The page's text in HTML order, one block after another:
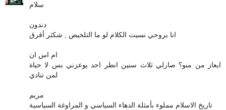
سلام
دندون
انا بروحي نسيت الكلام لو ما التلخيص , شكثر أقرق
ام اس ان
ايعاز من منو؟ صارلي ثلاث سنين انطر احد يوعزني بس لا حياة
لمن تنادي
مريم
تاريخ الاسلام مملوء بأمثلة الدهاء السياسي و المراوغة السياسية